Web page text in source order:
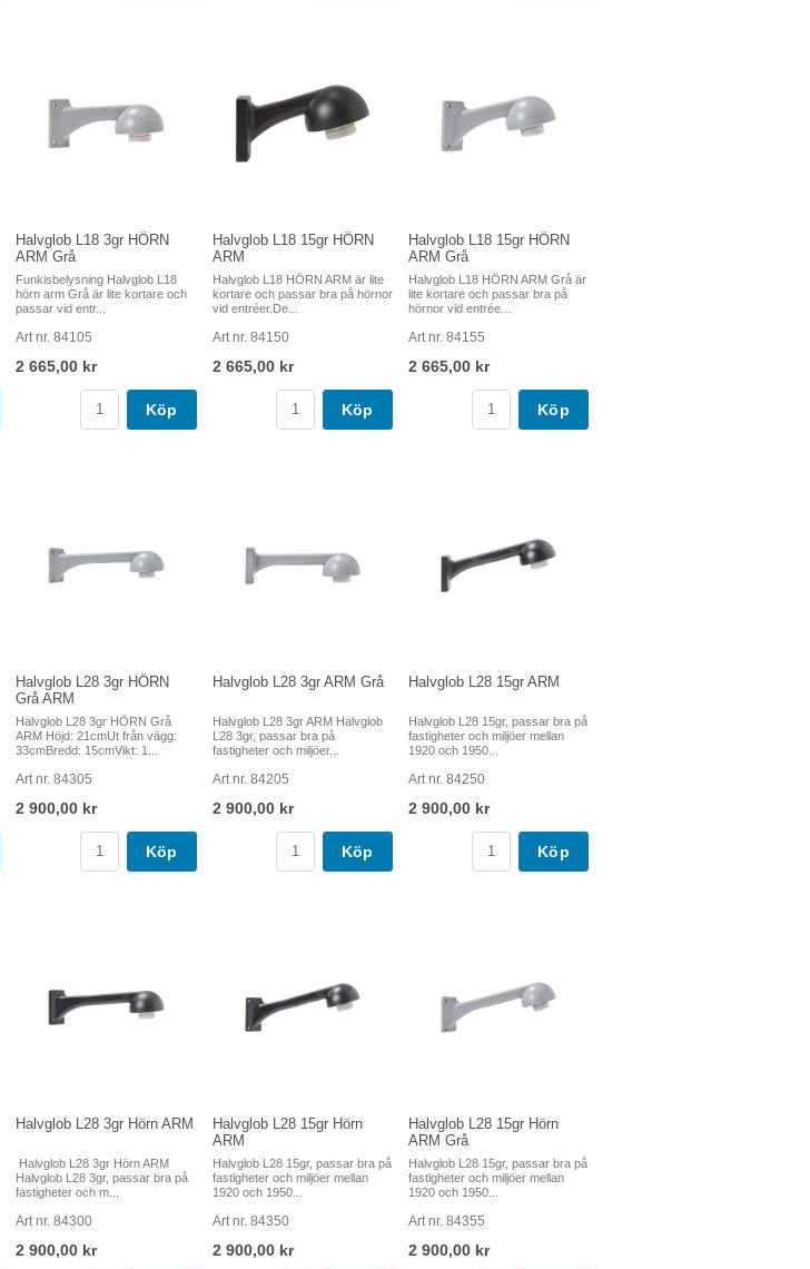
Halvglob L18 3gr HÖRN
ARM Grå
Funkisbelysning Halvglob L18
hörn arm Grå är lite kortare och
passar vid entr...
Art nr. 84105
2 665,00 kr
Köp
Halvglob L18 15gr HÖRN
ARM
Halvglob L18 HÖRN ARM är lite
kortare och passar bra på hörnor
vid entréer.De...
Art nr. 84150
2 665,00 kr
Köp
Halvglob L18 15gr HÖRN
ARM Grå
Halvglob L18 HÖRN ARM Grå är
lite kortare och passar bra på
hörnor vid entrée...
Art nr. 84155
2 665,00 kr
Köp
Halvglob L28 3gr HÖRN
Grå ARM
Halvglob L28 3gr HÖRN Grå
ARM Höjd: 21cmUt från vägg:
33cmBredd: 15cmVikt: 1...
Art nr. 84305
2 900,00 kr
Köp
Halvglob L28 3gr ARM Grå
Halvglob L28 3gr ARM Halvglob
L28 3gr, passar bra på
fastigheter och miljöer...
Art nr. 84205
2 900,00 kr
Köp
Halvglob L28 15gr ARM
Halvglob L28 15gr, passar bra på
fastigheter och miljöer mellan
1920 och 1950...
Art nr. 84250
2 900,00 kr
Köp
Halvglob L28 3gr Hörn ARM
Halvglob L28 3gr Hörn ARM
Halvglob L28 3gr, passar bra på
fastigheter och m...
Art nr. 84300
2 900,00 kr
Halvglob L28 15gr Hörn
ARM
Halvglob L28 15gr, passar bra på
fastigheter och miljöer mellan
1920 och 1950...
Art nr. 84350
2 900,00 kr
Halvglob L28 15gr Hörn
ARM Grå
Halvglob L28 15gr, passar bra på
fastigheter och miljöer mellan
1920 och 1950...
Art nr. 84355
2 900,00 kr